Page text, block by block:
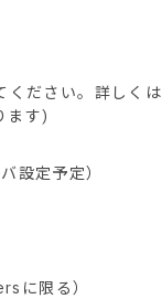
ください。詳しくは
ます)
設定予定）
に限る）